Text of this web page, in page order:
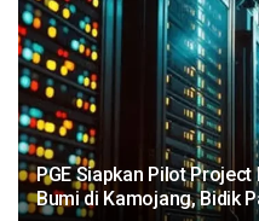
PGE Siapkan Pilot
Bumi di Kamojang, Bidik